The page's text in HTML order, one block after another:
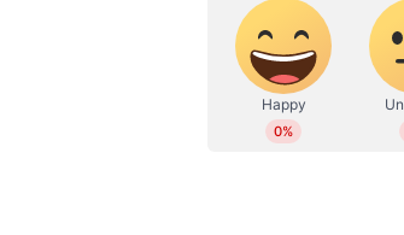
മ്യൂസിയെ
അന്വേഷണ സംഘത്തെ
WD Web Desk